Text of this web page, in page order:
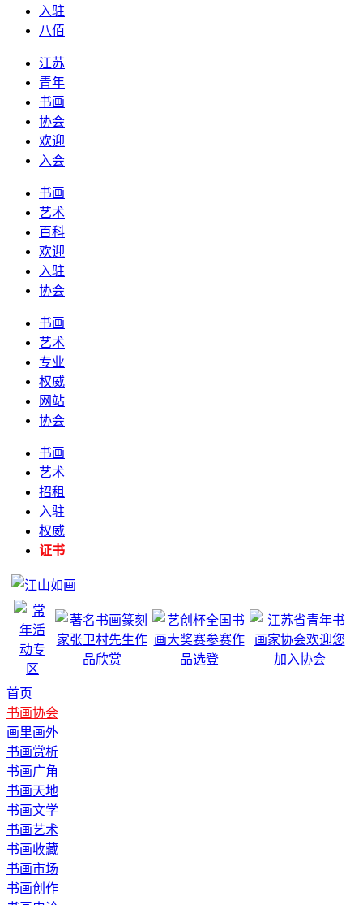
入驻
八佰
江苏
青年
书画
协会
欢迎
入会
书画
艺术
百科
欢迎
入驻
协会
书画
艺术
专业
权威
网站
协会
书画
艺术
招租
入驻
权威
证书
首页
书画协会
画里画外
书画赏析
书画广角
书画天地
书画文学
书画艺术
书画收藏
书画市场
书画创作